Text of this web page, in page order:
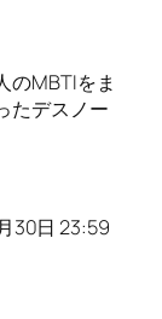
のMBTIをま
たデスノー
30日 23:59